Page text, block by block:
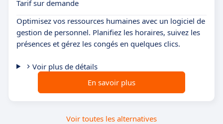
Tarif sur demande
Optimisez vos ressources humaines avec un logiciel de
gestion de personnel. Planifiez les horaires, suivez les
présences et gérez les congés en quelques clics.
Voir plus de détails
En savoir plus
Voir toutes les alternatives